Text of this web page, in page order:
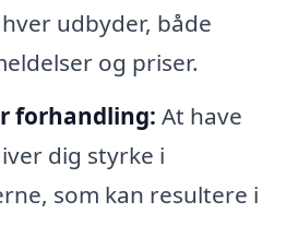
udbyder, både
og priser.
forhandling: At have
dig styrke i
som kan resultere i